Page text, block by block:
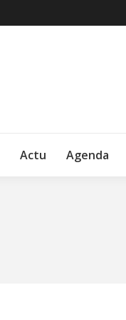
Actu Agenda